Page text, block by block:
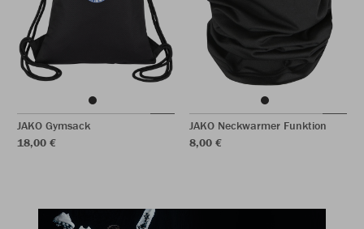
JAKO Gymsack
18,00 €
JAKO Neckwarmer Funktion
8,00 €